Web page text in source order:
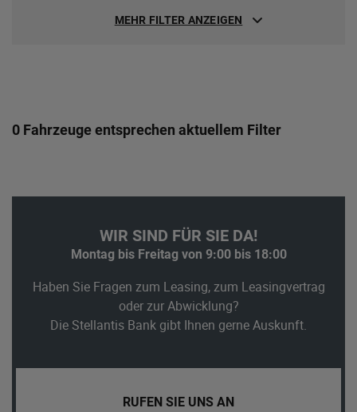
MEHR FILTER ANZEIGEN
0 Fahrzeuge entsprechen aktuellem Filter
WIR SIND FÜR SIE DA!
Montag bis Freitag von 9:00 bis 18:00
Haben Sie Fragen zum Leasing, zum Leasingvertrag
oder zur Abwicklung?
Die Stellantis Bank gibt Ihnen gerne Auskunft.
RUFEN SIE UNS AN